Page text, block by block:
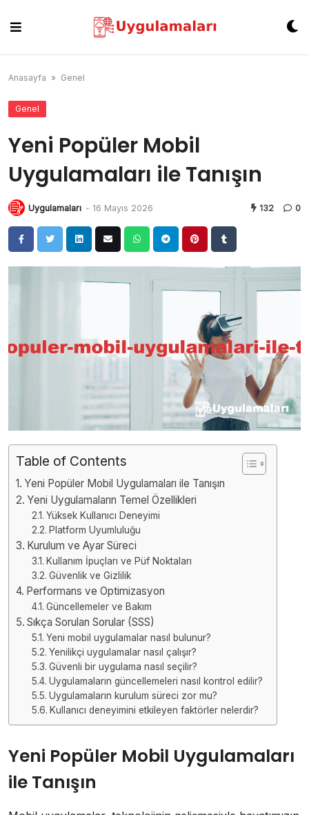
content
Anasayfa » Genel
Genel
Yeni Popüler Mobil
Uygulamaları ile Tanışın
Uygulamaları - 16 Mayıs 2026 132 0
Table of Contents
Yeni Popüler Mobil Uygulamaları ile Tanışın
Yeni Uygulamaların Temel Özellikleri
Yüksek Kullanıcı Deneyimi
Platform Uyumluluğu
Kurulum ve Ayar Süreci
Kullanım İpuçları ve Püf Noktaları
Güvenlik ve Gizlilik
Performans ve Optimizasyon
Güncellemeler ve Bakım
Sıkça Sorulan Sorular (SSS)
Yeni mobil uygulamalar nasıl bulunur?
Yenilikçi uygulamalar nasıl çalışır?
Güvenli bir uygulama nasıl seçilir?
Uygulamaların güncellemeleri nasıl kontrol edilir?
Uygulamaların kurulum süreci zor mu?
Kullanıcı deneyimini etkileyen faktörler nelerdir?
Yeni Popüler Mobil Uygulamaları
ile Tanışın